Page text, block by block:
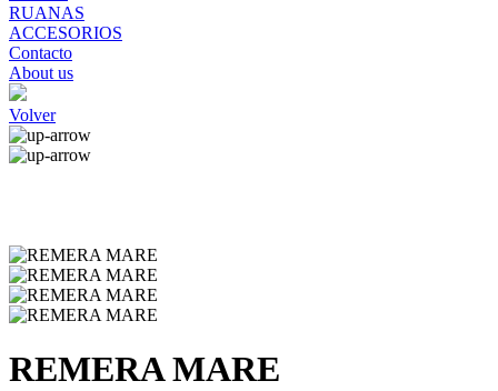
RUANAS
ACCESORIOS
Contacto
About us
Volver
REMERA MARE